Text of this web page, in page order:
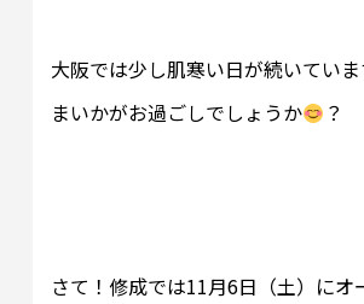
大阪では少し肌寒い日が続いてい
まいかがお過ごしでしょうか
？
さて！修成では11月6日（土）にオ